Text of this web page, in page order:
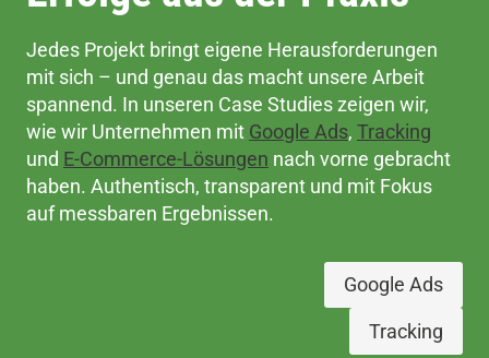
Jedes Projekt bringt eigene Herausforderungen
mit sich – und genau das macht unsere Arbeit
spannend. In unseren Case Studies zeigen wir,
wie wir Unternehmen mit Google Ads, Tracking
und E-Commerce-Lösungen nach vorne gebracht
haben. Authentisch, transparent und mit Fokus
auf messbaren Ergebnissen.
Google Ads
Tracking